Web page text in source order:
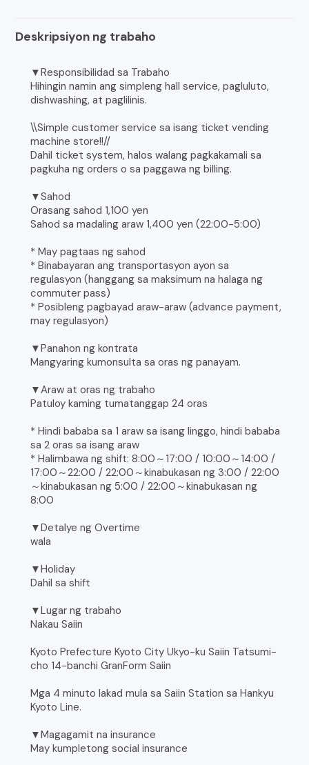
Deskripsiyon ng trabaho
▼Responsibilidad sa Trabaho
Hihingin namin ang simpleng hall service, pagluluto,
dishwashing, at paglilinis.
\\Simple customer service sa isang ticket vending
machine store!!//
Dahil ticket system, halos walang pagkakamali sa
pagkuha ng orders o sa paggawa ng billing.
▼Sahod
Orasang sahod 1,100 yen
Sahod sa madaling araw 1,400 yen (22:00-5:00)
* May pagtaas ng sahod
* Binabayaran ang transportasyon ayon sa
regulasyon (hanggang sa maksimum na halaga ng
commuter pass)
* Posibleng pagbayad araw-araw (advance payment,
may regulasyon)
▼Panahon ng kontrata
Mangyaring kumonsulta sa oras ng panayam.
▼Araw at oras ng trabaho
Patuloy kaming tumatanggap 24 oras
* Hindi bababa sa 1 araw sa isang linggo, hindi bababa
sa 2 oras sa isang araw
* Halimbawa ng shift: 8:00～17:00 / 10:00～14:00 /
17:00～22:00 / 22:00～kinabukasan ng 3:00 / 22:00
～kinabukasan ng 5:00 / 22:00～kinabukasan ng
8:00
▼Detalye ng Overtime
wala
▼Holiday
Dahil sa shift
▼Lugar ng trabaho
Nakau Saiin
Kyoto Prefecture Kyoto City Ukyo-ku Saiin Tatsumi-
cho 14-banchi GranForm Saiin
Mga 4 minuto lakad mula sa Saiin Station sa Hankyu
Kyoto Line.
▼Magagamit na insurance
May kumpletong social insurance